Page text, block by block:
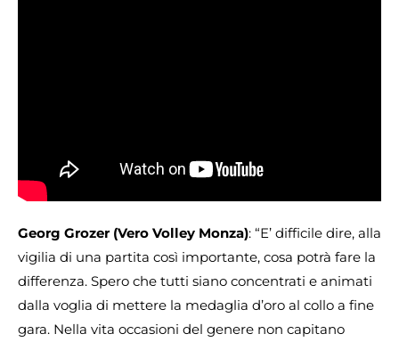
Georg Grozer (Vero Volley Monza): “E’ difficile dire, alla
vigilia di una partita così importante, cosa potrà fare la
differenza. Spero che tutti siano concentrati e animati
dalla voglia di mettere la medaglia d’oro al collo a fine
gara. Nella vita occasioni del genere non capitano